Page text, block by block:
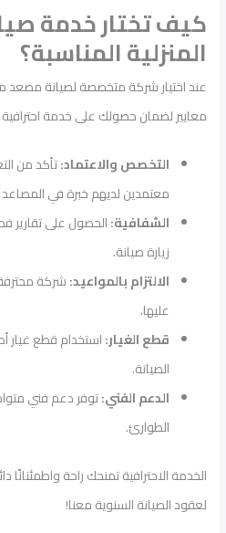
كيف تختار خدمة
المنزلية المناسبة؟
عند اختيار شركة متخصصة لصيانة مصعد
معايير لضمان حصولك على خدمة
التخصص والاعتماد:تأكد من
معتمدين لديهم خبرة في المصاعد
الشفافية:الحصول على
زيارة صيانة.
الالتزام بالمواعيد:شركة محترفة
عليها.
قطع الغيار:استخدام قطع غيار
الصيانة.
الدعم الفني:توفر دعم فني
الطوارئ.
الخدمة الاحترافية تمنحك راحة واطمئنانًا
لعقود الصيانة السنوية معنا!